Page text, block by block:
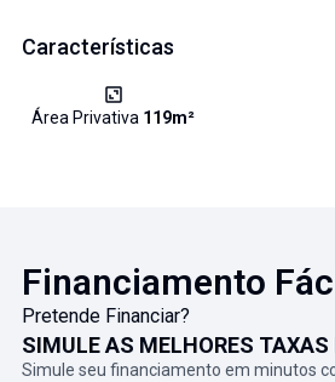
Características
Área Privativa 119m²
Financiamento
Pretende Financiar?
SIMULE AS MELHORES
Simule seu financiamento em minutos